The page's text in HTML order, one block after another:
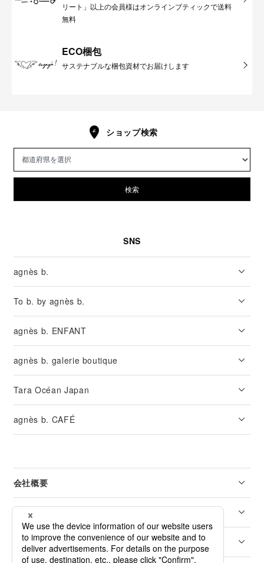
リート」以上の会員様はオンラインブティックで送料
無料
ECO梱包
サステナブルな梱包資材でお届けします
ショップ検索
検索
SNS
agnès b.
To b. by agnès b.
agnès b. ENFANT
agnès b. galerie boutique
Tara Océan Japan
agnès b. CAFÉ
会社概要
リーガル
カスタマーサービス